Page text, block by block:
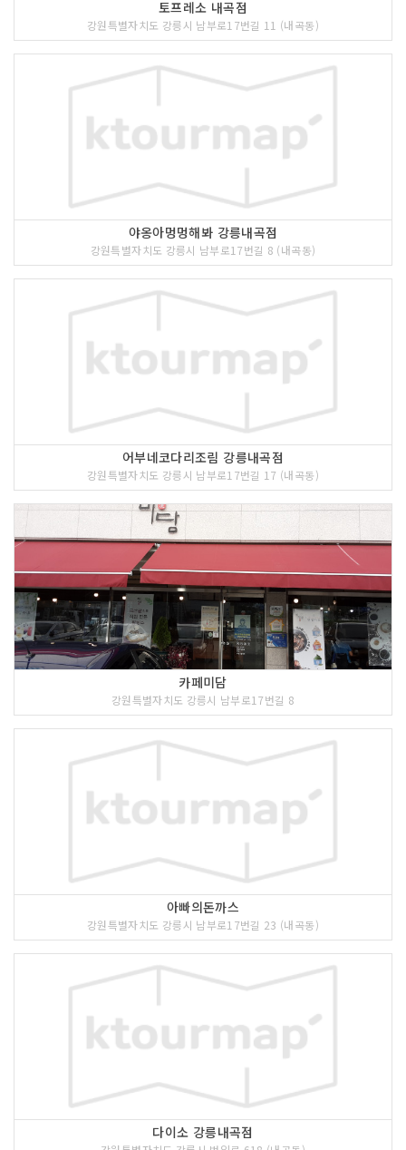
토프레소 내곡점
강원특별자치도 강릉시 남부로17번길 11 (내곡동)
야옹아멍멍해봐 강릉내곡점
강원특별자치도 강릉시 남부로17번길 8 (내곡동)
어부네코다리조림 강릉내곡점
강원특별자치도 강릉시 남부로17번길 17 (내곡동)
카페미담
강원특별자치도 강릉시 남부로17번길 8
아빠의돈까스
강원특별자치도 강릉시 남부로17번길 23 (내곡동)
다이소 강릉내곡점